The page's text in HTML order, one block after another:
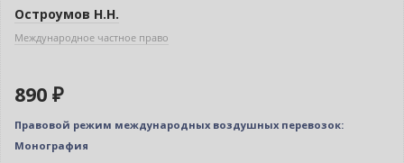
Остроумов Н.Н.
Международное частное право
890 ₽
Правовой режим международных воздушных перевозок:
Монография